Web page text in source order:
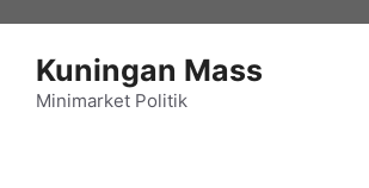
Kuningan Mass
Minimarket Politik